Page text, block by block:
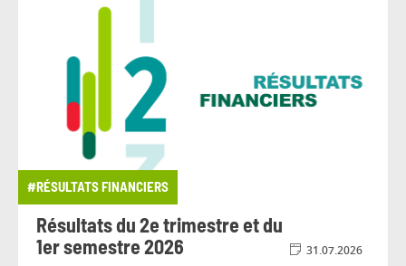
#RÉSULTATS FINANCIERS
Résultats du 2e trimestre et du
1er semestre 2026
31.07.2026